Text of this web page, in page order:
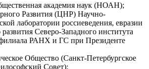
академия наук (НОАН);
Развития (ЦНР) Научно-
лаборатории россиеведения, евразии
Северо-Западного института
РАНХ и ГС при Президенте
Общество (Санкт-Петербургское
Совет);